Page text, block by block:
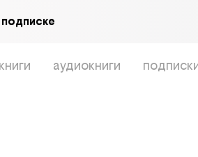
книги аудиокниги